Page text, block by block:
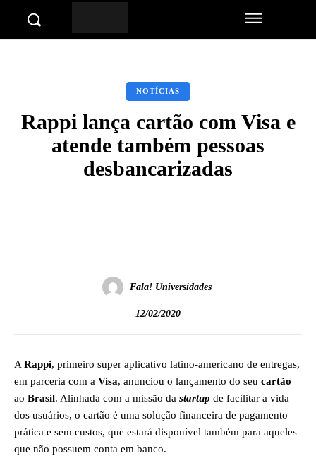
NOTÍCIAS
Rappi lança cartão com Visa e
atende também pessoas
desbancarizadas
Fala! Universidades
12/02/2020
A Rappi, primeiro super aplicativo latino-americano de entregas,
em parceria com a Visa, anunciou o lançamento do seu cartão
ao Brasil. Alinhada com a missão da startup de facilitar a vida
dos usuários, o cartão é uma solução financeira de pagamento
prática e sem custos, que estará disponível também para aqueles
que não possuem conta em banco.